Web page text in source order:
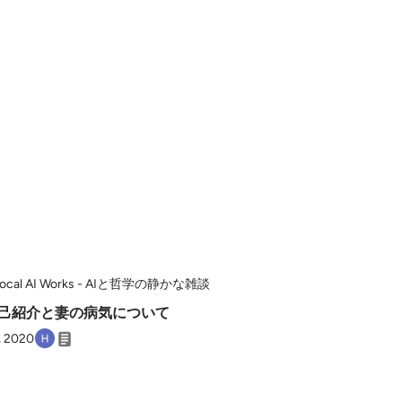
AI Works - AIと哲学の静かな雑談
紹介と妻の病気について
2020